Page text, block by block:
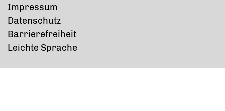
Impressum
Datenschutz
Barrierefreiheit
Leichte Sprache